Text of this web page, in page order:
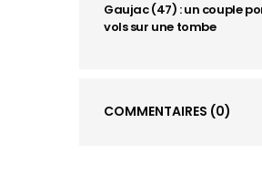
Gaujac (47) : un couple
vols sur une tombe
COMMENTAIRES (0)